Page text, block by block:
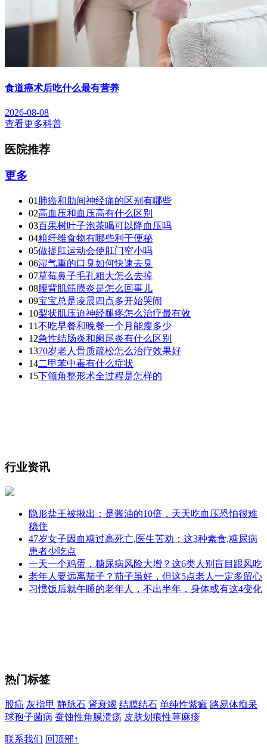
食道癌术后吃什么最有营养
2026-08-08
查看更多科普
医院推荐
更多
01 肺癌和肋间神经痛的区别有哪些
02高血压和血压高有什么区别
03百果树叶子泡茶喝可以降血压吗
04粗纤维食物有哪些利于便秘
05做提肛运动会使肛门窄小吗
06湿气重的口臭如何快速去臭
07草莓鼻子毛孔粗大怎么去掉
08腰背肌筋膜炎是怎么回事儿
09宝宝总是凌晨四点多开始哭闹
10梨状肌压迫神经腿疼怎么治疗最有效
11不吃早餐和晚餐一个月能瘦多少
12急性结肠炎和阑尾炎有什么区别
1370岁老人骨质疏松怎么治疗效果好
14二甲苯中毒有什么症状
15下颌角整形术全过程是怎样的
行业资讯
隐形盐王被揪出：是酱油的10倍，天天吃血压恐怕很难
稳住
47岁女子因血糖过高死亡,医生苦劝：这3种素食,糖尿病
患者少吃点
一天一个鸡蛋，糖尿病风险大增？这6类人别盲目跟风吃
老年人要远离茄子？茄子虽好，但这5点老人一定多留心
习惯饭后就午睡的老年人，不出半年，身体或有这4变化
热门标签
股疝 灰指甲 静脉石 肾衰竭 结膜结石 单纯性紫癜 路易体痴呆
球孢子菌病 蚕蚀性角膜溃疡 皮肤划痕性荨麻疹
联系我们 回顶部↑